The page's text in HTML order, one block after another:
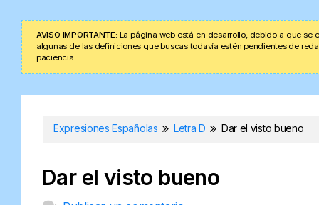
AVISO IMPORTANTE: La página web está en desarrollo, debido a que
algunas de las definiciones que buscas todavía estén pendientes de
paciencia.
Expresiones Españolas Letra D Dar el visto bueno
Dar el visto bueno